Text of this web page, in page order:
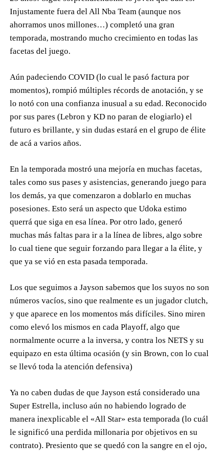
Injustamente fuera del All Nba Team (aunque nos
ahorramos unos millones…) completó una gran
temporada, mostrando mucho crecimiento en todas las
facetas del juego.
Aún padeciendo COVID (lo cual le pasó factura por
momentos), rompió múltiples récords de anotación, y se
lo notó con una confianza inusual a su edad. Reconocido
por sus pares (Lebron y KD no paran de elogiarlo) el
futuro es brillante, y sin dudas estará en el grupo de élite
de acá a varios años.
En la temporada mostró una mejoría en muchas facetas,
tales como sus pases y asistencias, generando juego para
los demás, ya que comenzaron a doblarlo en muchas
posesiones. Esto será un aspecto que Udoka estimo
querrá que siga en esa línea. Por otro lado, generó
muchas más faltas para ir a la línea de libres, algo sobre
lo cual tiene que seguir forzando para llegar a la élite, y
que ya se vió en esta pasada temporada.
Los que seguimos a Jayson sabemos que los suyos no son
números vacíos, sino que realmente es un jugador clutch,
y que aparece en los momentos más difíciles. Sino miren
como elevó los mismos en cada Playoff, algo que
normalmente ocurre a la inversa, y contra los NETS y su
equipazo en esta última ocasión (y sin Brown, con lo cual
se llevó toda la atención defensiva)
Ya no caben dudas de que Jayson está considerado una
Super Estrella, incluso aún no habiendo logrado de
manera inexplicable el «All Star» esta temporada (lo cuál
le significó una perdida millonaria por objetivos en su
contrato). Presiento que se quedó con la sangre en el ojo,